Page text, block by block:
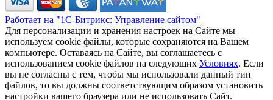
Работает на "1С-Битрикс: Управление сайтом"
Для персонализации и хранения настроек на Сайте мы
используем cookie файлы, которые сохраняются на Вашем
компьютере. Оставаясь на Сайте, вы соглашаетесь с
использованием cookie файлов на следующих Условиях. Если
вы не согласны с тем, чтобы мы использовали данный тип
файлов, то вы должны соответствующим образом установить
настройки вашего браузера или не использовать Сайт.